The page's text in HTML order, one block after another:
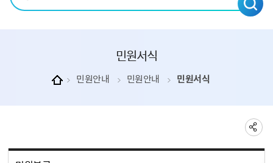
민원서식
민원안내 민원안내 민원서식